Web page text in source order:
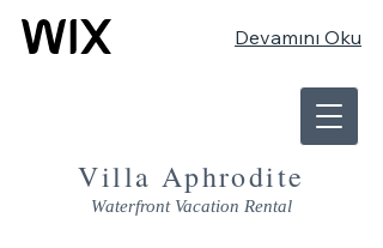
Devamını Oku